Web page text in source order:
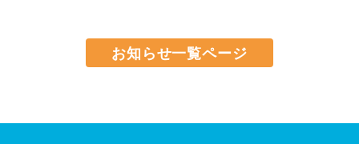
お知らせ一覧ページ